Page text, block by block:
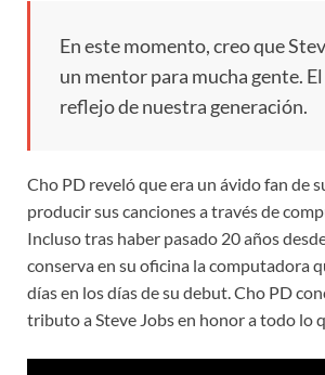
En este momento, creo que
un mentor para mucha gente.
reflejo de nuestra generación.
Cho PD reveló que era un ávido fan de
producir sus canciones a través de
Incluso tras haber pasado 20 años
conserva en su oficina la computadora
días en los días de su debut. Cho PD
tributo a Steve Jobs en honor a todo lo